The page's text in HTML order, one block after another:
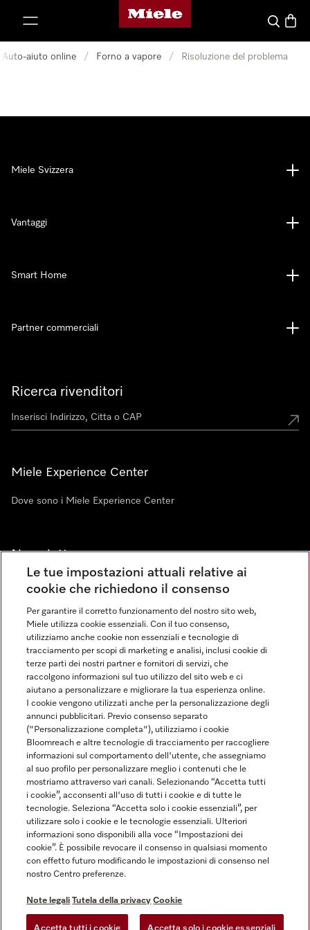
Homepage di Miele
Cerca
Auto-aiuto online / Forno a vapore / Risoluzione del problema
Ricerca rivenditori
Miele Experience Center
Dove sono i Miele Experience Center
Newsletter
Linguaggio
ITALIANO
Miele Svizzera
Vantaggi
Smart Home
Partner commerciali
Note Legali
Tutela della privacy
Miele su YoutubeMiele su Instagram
Miele su Facebook
Miele on Pinterest
Miele su LinkedIn
Le tue impostazioni attuali relative ai
cookie che richiedono il consenso
Per garantire il corretto funzionamento del nostro sito web,
Miele utilizza cookie essenziali. Con il tuo consenso,
utilizziamo anche cookie non essenziali e tecnologie di
tracciamento per scopi di marketing e analisi, inclusi cookie di
terze parti dei nostri partner e fornitori di servizi, che
raccolgono informazioni sul tuo utilizzo del sito web e ci
aiutano a personalizzare e migliorare la tua esperienza online.
I cookie vengono utilizzati anche per la personalizzazione degli
annunci pubblicitari. Previo consenso separato
("Personalizzazione completa"), utilizziamo i cookie
Bloomreach e altre tecnologie di tracciamento per raccogliere
informazioni sul comportamento dell'utente, che assegniamo
al suo profilo per personalizzare meglio i contenuti che le
mostriamo attraverso vari canali. Selezionando “Accetta tutti
i cookie”, acconsenti all'uso di tutti i cookie e di tutte le
tecnologie. Seleziona “Accetta solo i cookie essenziali”, per
utilizzare solo i cookie e le tecnologie essenziali. Ulteriori
informazioni sono disponibili alla voce “Impostazioni dei
cookie”. È possibile revocare il consenso in qualsiasi momento
con effetto futuro modificando le impostazioni di consenso nel
nostro Centro preferenze.
Note legali Tutela della privacy Cookie